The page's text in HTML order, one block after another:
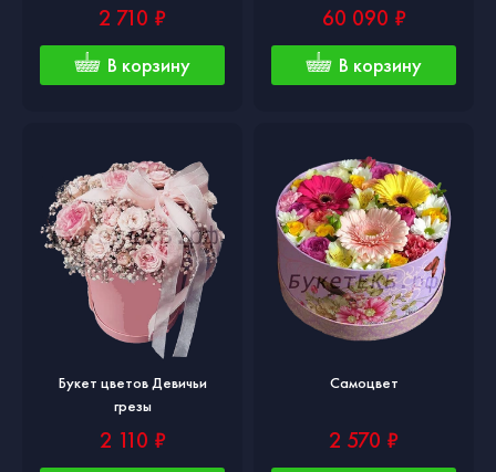
2 710 ₽
В корзину
60 090 ₽
В корзину
Букет цветов Девичьи
грезы
2 110 ₽
Самоцвет
2 570 ₽